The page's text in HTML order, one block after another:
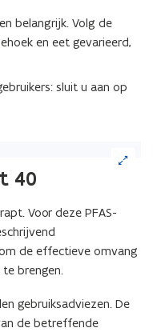
belangrijk. Volg de
en eet gevarieerd,
sluit u aan op
40
Voor deze PFAS-
de effectieve omvang
brengen.
gebruiksadviezen. De
de betreffende